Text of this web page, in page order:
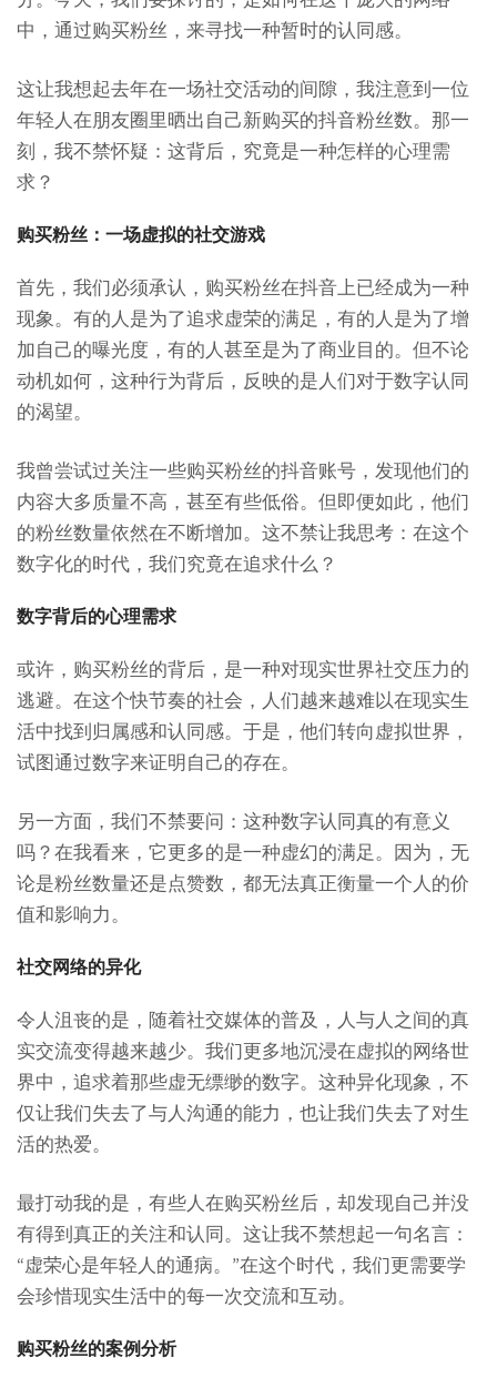
中，通过购买粉丝，来寻找一种暂时的认同感。
这让我想起去年在一场社交活动的间隙，我注意到一位
年轻人在朋友圈里晒出自己新购买的抖音粉丝数。那一
刻，我不禁怀疑：这背后，究竟是一种怎样的心理需
求？
购买粉丝：一场虚拟的社交游戏
首先，我们必须承认，购买粉丝在抖音上已经成为一种
现象。有的人是为了追求虚荣的满足，有的人是为了增
加自己的曝光度，有的人甚至是为了商业目的。但不论
动机如何，这种行为背后，反映的是人们对于数字认同
的渴望。
我曾尝试过关注一些购买粉丝的抖音账号，发现他们的
内容大多质量不高，甚至有些低俗。但即便如此，他们
的粉丝数量依然在不断增加。这不禁让我思考：在这个
数字化的时代，我们究竟在追求什么？
数字背后的心理需求
或许，购买粉丝的背后，是一种对现实世界社交压力的
逃避。在这个快节奏的社会，人们越来越难以在现实生
活中找到归属感和认同感。于是，他们转向虚拟世界，
试图通过数字来证明自己的存在。
另一方面，我们不禁要问：这种数字认同真的有意义
吗？在我看来，它更多的是一种虚幻的满足。因为，无
论是粉丝数量还是点赞数，都无法真正衡量一个人的价
值和影响力。
社交网络的异化
令人沮丧的是，随着社交媒体的普及，人与人之间的真
实交流变得越来越少。我们更多地沉浸在虚拟的网络世
界中，追求着那些虚无缥缈的数字。这种异化现象，不
仅让我们失去了与人沟通的能力，也让我们失去了对生
活的热爱。
最打动我的是，有些人在购买粉丝后，却发现自己并没
有得到真正的关注和认同。这让我不禁想起一句名言：
“虚荣心是年轻人的通病。”在这个时代，我们更需要学
会珍惜现实生活中的每一次交流和互动。
购买粉丝的案例分析